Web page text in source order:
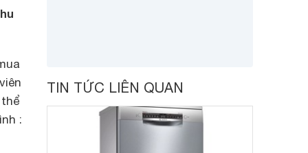
:
TIN TỨC LIÊN QUAN